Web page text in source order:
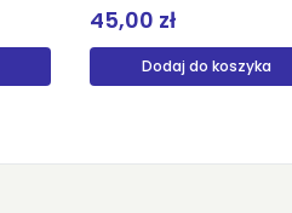
42,00 zł
Produkt niedostępny